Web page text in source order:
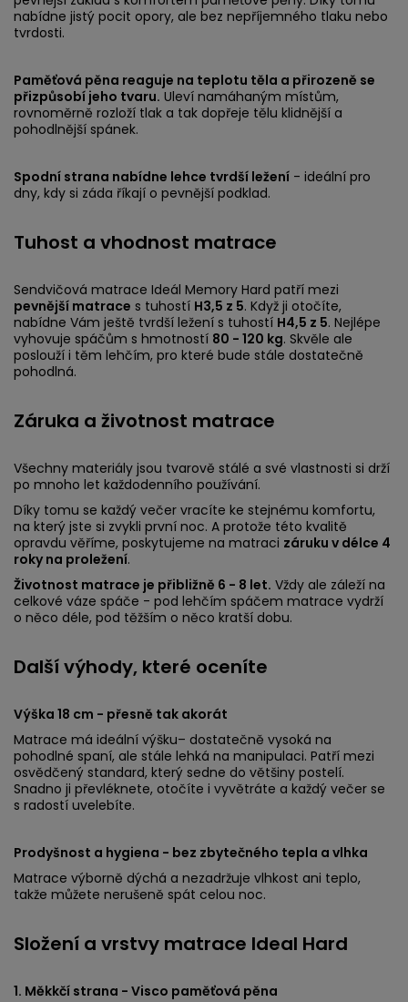
nabídne jistý pocit opory, ale bez nepříjemného tlaku nebo
tvrdosti.
Paměťová pěna reaguje na teplotu těla a přirozeně se
přizpůsobí jeho tvaru. Uleví namáhaným místům,
rovnoměrně rozloží tlak a tak dopřeje tělu klidnější a
pohodlnější spánek.
Spodní strana nabídne lehce tvrdší ležení - ideální pro
dny, kdy si záda říkají o pevnější podklad.
Tuhost a vhodnost matrace
Sendvičová matrace Ideál Memory Hard patří mezi
pevnější matrace s tuhostí H3,5 z 5. Když ji otočíte,
nabídne Vám ještě tvrdší ležení s tuhostí H4,5 z 5. Nejlépe
vyhovuje spáčům s hmotností 80 - 120 kg. Skvěle ale
poslouží i těm lehčím, pro které bude stále dostatečně
pohodlná.
Záruka a životnost matrace
Všechny materiály jsou tvarově stálé a své vlastnosti si drží
po mnoho let každodenního používání.
Díky tomu se každý večer vracíte ke stejnému komfortu,
na který jste si zvykli první noc. A protože této kvalitě
opravdu věříme, poskytujeme na matraci záruku v délce 4
roky na proležení.
Životnost matrace je přibližně 6 - 8 let. Vždy ale záleží na
celkové váze spáče - pod lehčím spáčem matrace vydrží
o něco déle, pod těžším o něco kratší dobu.
Další výhody, které oceníte
Výška 18 cm - přesně tak akorát
Matrace má ideální výšku– dostatečně vysoká na
pohodlné spaní, ale stále lehká na manipulaci. Patří mezi
osvědčený standard, který sedne do většiny postelí.
Snadno ji převléknete, otočíte i vyvětráte a každý večer se
s radostí uvelebíte.
Prodyšnost a hygiena - bez zbytečného tepla a vlhka
Matrace výborně dýchá a nezadržuje vlhkost ani teplo,
takže můžete nerušeně spát celou noc.
Složení a vrstvy matrace Ideal Hard
1. Měkkčí strana - Visco paměťová pěna